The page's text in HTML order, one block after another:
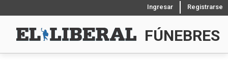
Ingresar Registrarse
FÚNEBRES